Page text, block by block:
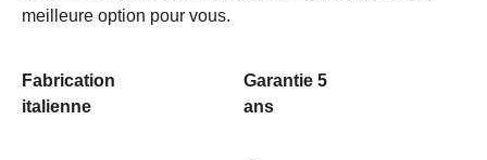
meilleure option pour vous.
Fabrication
italienne
Garantie 5
ans